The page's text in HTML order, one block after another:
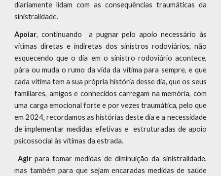
diariamente lidam com as consequências traumáticas da
sinistralidade.
Apoiar, continuando a pugnar pelo apoio necessário às
vítimas diretas e indiretas dos sinistros rodoviários, não
esquecendo que o dia em o sinistro rodoviário acontece,
pára ou muda o rumo da vida da vítima para sempre, e que
cada vítima tem a sua própria história desse dia, que os seus
familiares, amigos e conhecidos carregam na memória, com
uma carga emocional forte e por vezes traumática, pelo que
em 2024, recordamos as histórias deste dia e a necessidade
de implementar medidas efetivas e estruturadas de apoio
psicossocial às vítimas da estrada.
Agir para tomar medidas de diminuição da sinistralidade,
mas também para que sejam encaradas medidas de saúde